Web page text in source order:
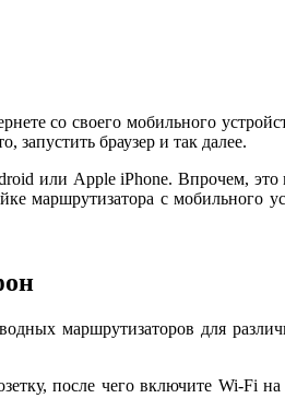
со своего мобильного
запустить браузер и так далее.
или Apple iPhone. Впрочем, это
маршрутизатора с мобильного
маршрутизаторов для
после чего включите Wi-Fi